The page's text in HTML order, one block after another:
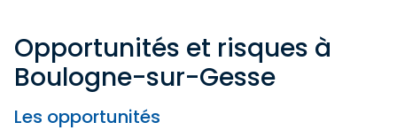
Opportunités et risques à
Boulogne-sur-Gesse
Les opportunités